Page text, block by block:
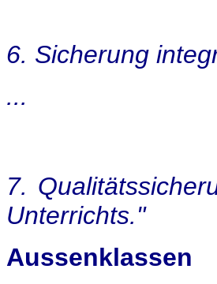
6. Sicherung
...
7.
Unterrichts."
Aussenklassen